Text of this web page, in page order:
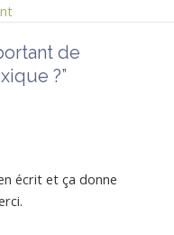
de
?”
écrit et ça donne